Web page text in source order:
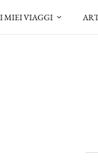
I MIEI VIAGGI